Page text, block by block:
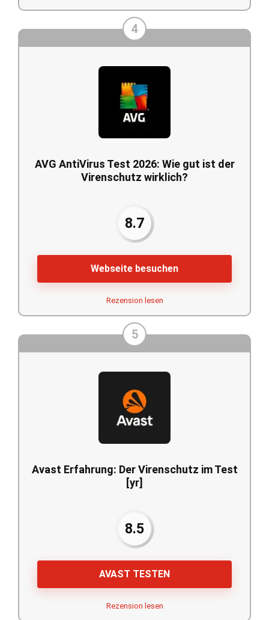
4
AVG AntiVirus Test 2026: Wie gut ist der
Virenschutz wirklich?
8.7
Webseite besuchen
Rezension lesen
5
Avast Erfahrung: Der Virenschutz im Test
[yr]
8.5
AVAST TESTEN
Rezension lesen